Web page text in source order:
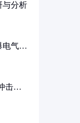
与分析
电气设
击要